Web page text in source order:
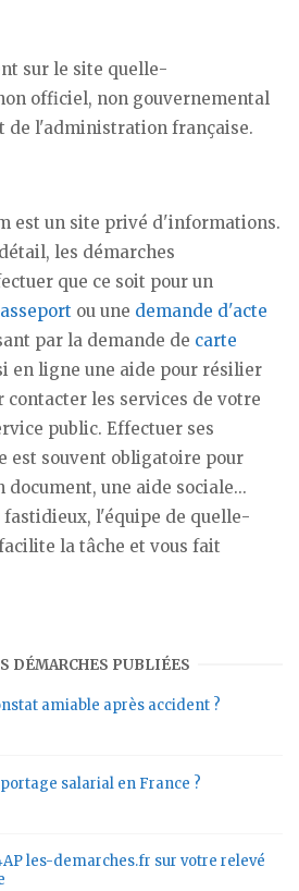
sur le site quelle-
officiel, non gouvernemental
de l'administration française.
est un site privé d'informations.
les démarches
que ce soit pour un
ou une demande d'acte
par la demande de carte
en ligne une aide pour résilier
contacter les services de votre
public. Effectuer ses
est souvent obligatoire pour
une aide sociale...
fastidieux, l'équipe de quelle-
la tâche et vous fait
DÉMARCHES PUBLIÉES
amiable après accident ?
salarial en France ?
les-demarches.fr sur votre relevé